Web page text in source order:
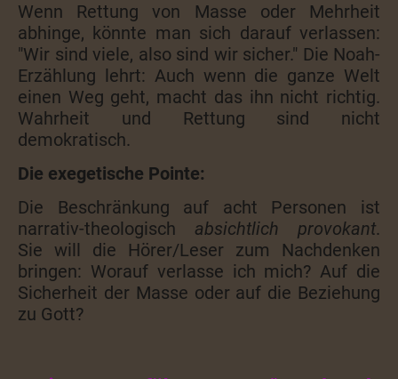
Wenn Rettung von Masse oder Mehrheit
abhinge, könnte man sich darauf verlassen:
"Wir sind viele, also sind wir sicher." Die Noah-
Erzählung lehrt: Auch wenn die ganze Welt
einen Weg geht, macht das ihn nicht richtig.
Wahrheit und Rettung sind nicht
demokratisch.
Die exegetische Pointe:
Die Beschränkung auf acht Personen ist
narrativ-theologisch absichtlich provokant.
Sie will die Hörer/Leser zum Nachdenken
bringen: Worauf verlasse ich mich? Auf die
Sicherheit der Masse oder auf die Beziehung
zu Gott?